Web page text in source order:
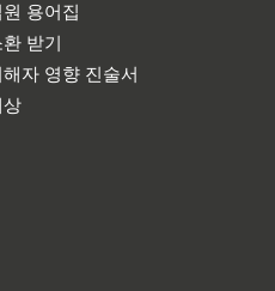
원 용어집
환 받기
해자 영향 진술서
상